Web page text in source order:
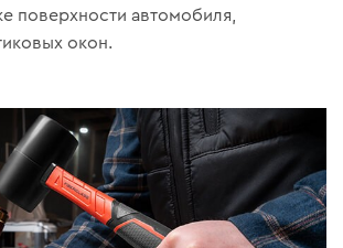
поверхности автомобиля,
окон.